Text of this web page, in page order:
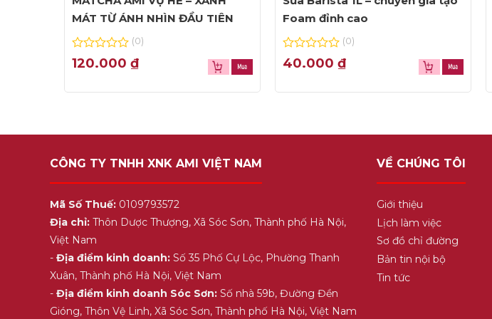
MÁT TỪ ÁNH NHÌN ĐẦU TIÊN
0
out
5
(0)
120.000₫
Foam đỉnh cao
0
out
5
(0)
40.000₫
CÔNG TY TNHH XNK AMI VIỆT NAM
Mã Số Thuế: 0109793572
Địa chỉ: Thôn Dược Thượng, Xã Sóc Sơn, Thành phố Hà Nội,
Việt Nam
-Địa điểm kinh doanh: Số 35 Phố Cự Lộc, Phường Thanh
Xuân, Thành phố Hà Nội, Việt Nam
-Địa điểm kinh doanh Sóc Sơn: Số nhà 59b, Đường Đền
Gióng, Thôn Vệ Linh, Xã Sóc Sơn, Thành phố Hà Nội, Việt Nam
VỀ CHÚNG TÔI
Giới thiệu
Lịch làm việc
Sơ đồ chỉ đường
Bản tin nội bộ
Tin tức